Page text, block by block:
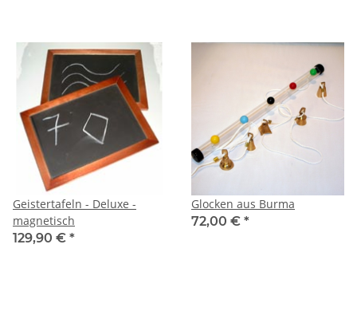
Geistertafeln - Deluxe -
magnetisch
129,90 € *
Glocken aus Burma
72,00 € *